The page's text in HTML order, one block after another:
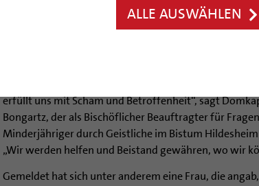
ALLE AUSWÄHLEN
geworden war, dass der ehemalige Jesuitenpater
Peter R. sich im Bistum Hildesheim vermutlich an
vergangen hat. Bis auf einen Vorfall liegen alle der
„Jeder einzelne Hinweis und jeder einzelne Bericht
erfüllt uns mit Scham und Betroffenheit“, sagt
Bongartz, der als Bischöflicher Beauftragter für
Minderjähriger durch Geistliche im Bistum
„Wir werden helfen und Beistand gewähren, wo wir
Gemeldet hat sich unter anderem eine Frau, die